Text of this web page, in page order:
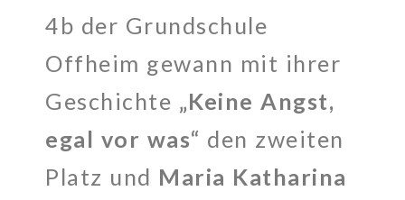
4b der Grundschule
Offheim gewann mit ihrer
Geschichte „Keine Angst,
egal vor was“ den zweiten
Platz und Maria Katharina